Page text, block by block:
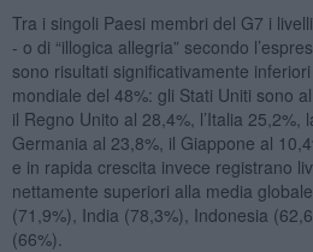
Tra i singoli Paesi membri del G7 i
- o di “illogica allegria” secondo
sono risultati significativamente
mondiale del 48%: gli Stati Uniti sono
il Regno Unito al 28,4%, l’Italia 25,2%,
Germania al 23,8%, il Giappone al
e in rapida crescita invece registrano
nettamente superiori alla media
(71,9%), India (78,3%), Indonesia
(66%).